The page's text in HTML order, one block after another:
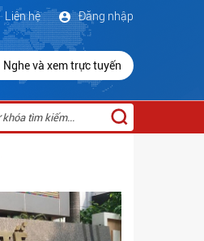
Đăng nhập
Liên hệ
Nghe và xem trực tuyến